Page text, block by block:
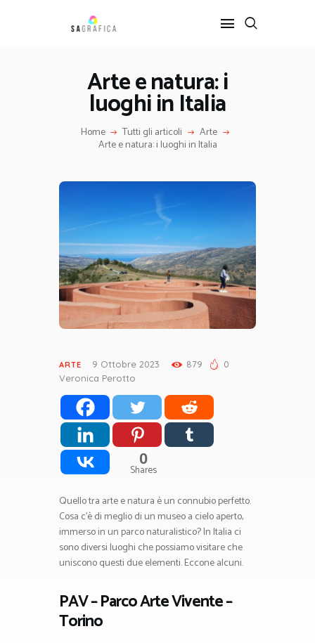
Arte e natura: i
luoghi in Italia
Home Tutti gli articoli Arte
Arte e natura: i luoghi in Italia
HOME
GRAFICA
ARTE
SERVIZI
ARTE 9 Ottobre 2023 879
0
Veronica Perotto
0
Shares
Quello tra arte e natura è un connubio perfetto.
Cosa c’è di meglio di un museo a cielo aperto,
immerso in un parco naturalistico? In Italia ci
sono diversi luoghi che possiamo visitare che
uniscono questi due elementi. Eccone alcuni.
PAV – Parco Arte Vivente –
Torino